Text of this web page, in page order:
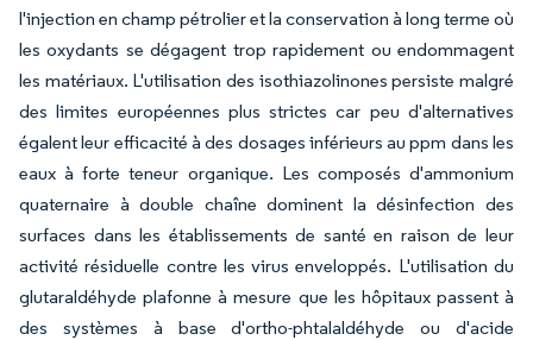
l'injection en champ pétrolier et la conservation à long terme où
les oxydants se dégagent trop rapidement ou endommagent
les matériaux. L'utilisation des isothiazolinones persiste malgré
des limites européennes plus strictes car peu d'alternatives
égalent leur efficacité à des dosages inférieurs au ppm dans les
eaux à forte teneur organique. Les composés d'ammonium
quaternaire à double chaîne dominent la désinfection des
surfaces dans les établissements de santé en raison de leur
activité résiduelle contre les virus enveloppés. L'utilisation du
glutaraldéhyde plafonne à mesure que les hôpitaux passent à
des systèmes à base d'ortho-phtalaldéhyde ou d'acide